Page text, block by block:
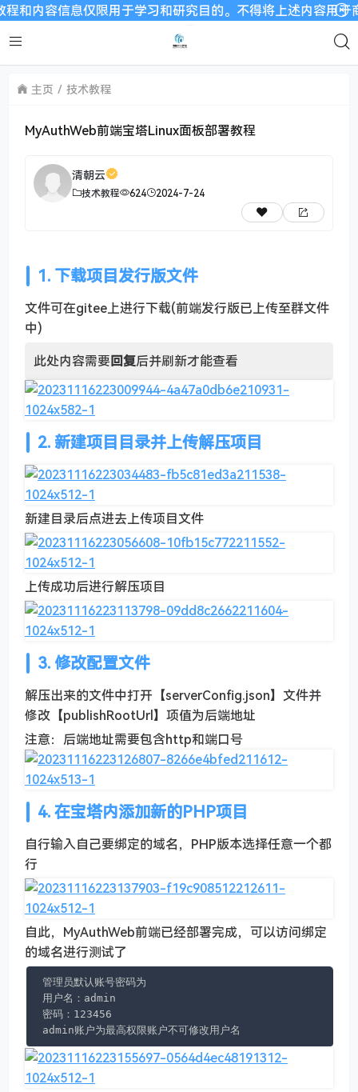
内容信息仅限用于学习和研究目的。不得将上述内容用于
主页 技术教程
MyAuthWeb前端宝塔Linux面板部署教程
清朝云
技术教程 624 2024-7-24
1. 下载项目发行版文件
文件可在gitee上进行下载(前端发行版已上传至群文件
中)
此处内容需要回复后并刷新才能查看
2. 新建项目目录并上传解压项目
新建目录后点进去上传项目文件
上传成功后进行解压项目
3. 修改配置文件
解压出来的文件中打开【serverConfig.json】文件并
修改【publishRootUrl】项值为后端地址
注意：后端地址需要包含http和端口号
4. 在宝塔内添加新的PHP项目
自行输入自己要绑定的域名，PHP版本选择任意一个都
行
自此，MyAuthWeb前端已经部署完成，可以访问绑定
的域名进行测试了
管理员默认账号密码为
用户名：admin
密码：123456
admin账户为最高权限账户不可修改用户名